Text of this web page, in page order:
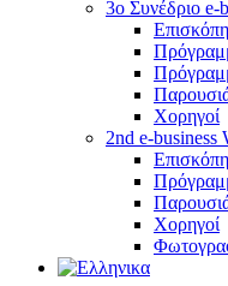
3ο Συνέδριο
Χορηγοί
2nd e-business
Χορηγοί